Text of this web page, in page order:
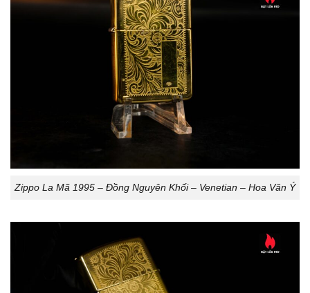
Zippo La Mã 1995 – Đồng Nguyên Khối – Venetian – Hoa Văn Ý